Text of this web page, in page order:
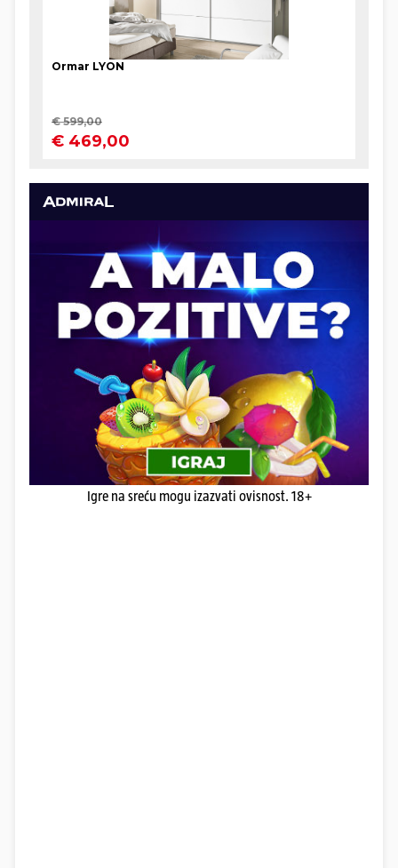
Igre na sreću mogu izazvati ovisnost. 18+